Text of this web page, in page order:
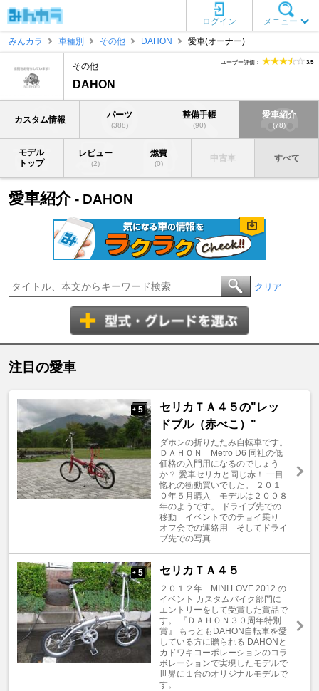
メニュー
ログイン
みんカラ
車種別 その他 DAHON 愛車(オーナー)
その他
DAHON
ユーザー評価： 3.5
カスタム情報 パーツ
(388)
整備手帳
(90)
愛車紹介
(78)
モデル
トップ
レビュー
(2)
燃費
(0)
中古車 すべて
愛車紹介- DAHON
クリア
注目の愛車
+ 5
セリカＴＡ４５の"レッ
ドブル（赤べこ）"
ダホンの折りたたみ自転車です。
ＤＡＨＯＮ Metro D6 同社の低
価格の入門用になるのでしょう
か？ 愛車セリカと同じ赤！ 一目
惚れの衝動買いでした。 ２０１
０年５月購入 モデルは２００８
年のようです。 ドライブ先での
移動 イベントでのチョイ乗り
オフ会での連絡用 そしてドライ
ブ先での写真 ...
+ 5 セリカＴＡ４５
２０１２年 MINI LOVE 2012 の
イベント カスタムバイク部門に
エントリーをして受賞した賞品で
す。 『ＤＡＨＯＮ３０周年特別
賞』 もっともDAHON自転車を愛
している方に贈られる DAHONと
カドワキコーポレーションのコラ
ボレーションで実現したモデルで
世界に１台のオリジナルモデルで
す。 ...